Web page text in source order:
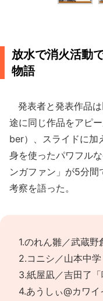
放水で消火活動
物語
発表者と発表作品
途に同じ作品をアピ
ber）、スライドに加
身を使ったパワフル
ンガファン」が5分間
考察を語った。
1.のれん雛／武蔵野
2.コニシ／山本中学
3.紙屋凪／吉田了「
4.あうしぃ@カワ